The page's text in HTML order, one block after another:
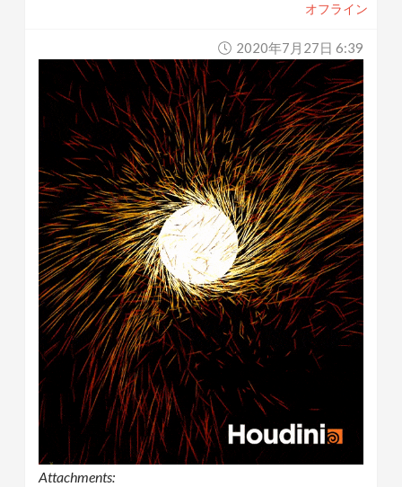
オフライン
2020年7月27日 6:39
Attachments: